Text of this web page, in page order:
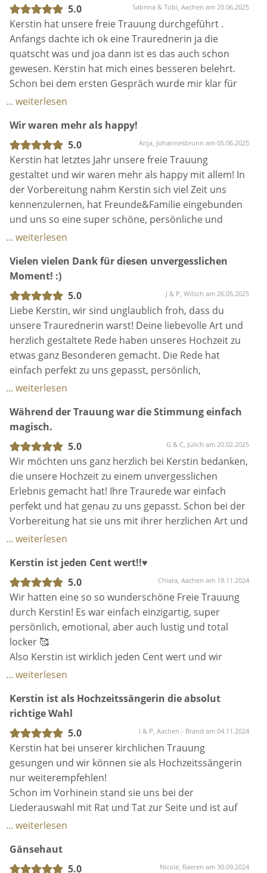
gesungen hat, weil es sich so schön angehört hat.
Wir sind überglücklich Kerstin für unsere freie
Trauung gewählt zu haben. Lieben Dank dir 🥰
5.0
Sabrina & Tobi, Aachen am 20.06.2025
Kerstin hat unsere freie Trauung durchgeführt .
Anfangs dachte ich ok eine Traurednerin ja die
quatscht was und joa dann ist es das auch schon
gewesen. Kerstin hat mich eines besseren belehrt.
Schon bei dem ersten Gespräch wurde mir klar für
Kerstin steckt da weit mehr hinter . Kerstin hat sich
und Familie über uns befragt. Wünsche und Ideen
für die Trauung eingebracht. Wir haben und durch
die Idee von Kerstin für ein sandritual entschieden
und ich kann sagen wir haben eine Erinnerung für
die Ewigkeit mit diesem sandglas geschaffen 🥰
selbst als sich im Februar nochmal unsere Familie
erweitert hat hat Kerstin nochmals von sich aus
nachgefragt "ey erzählt doch mal wie ist es jetzt zu 4 ?
Auch ein Song der uns viel bedeutet hat wurde vom
Kerstin einstudiert und bei unserer Trauung
gesungen . Für uns war die Trauung einfach nur
perfekt ❤️ Kerstin so viel Mühe, so Viel Liebe und so
viele gerührte Tränen wie du uns an diesem Tag
beschert hast dafür kann man dir nicht genug
danken. Ohne dich wäre dieser / unser Tag niemals
so perfekt gewesen wie er gewesen ist . Danke für
deine ganze Arbeit und die Trauung . Sabrina Tobi
... weiterlesen
Wir waren mehr als happy!
5.0
Anja, Johannesbrunn am 05.06.2025
Kerstin hat letztes Jahr unsere freie Trauung
gestaltet und wir waren mehr als happy mit allem! In
der Vorbereitung nahm Kerstin sich viel Zeit uns
kennenzulernen, hat Freunde&Familie eingebunden
und uns so eine super schöne, persönliche und
lustige Traurede halten können. Sehr hilfreich waren
Ritualen, da hat sie uns super an die Hand
genommen und uns unterstützt, alles so zu
gestalten, wie es für uns passt.
Auch mit dem Gesang waren wir total zufrieden,
Kerstin hat für uns auch neue Lieder gelernt. Auch
unsere Gäste haben sehr viele Komplimente zur
Trauung und Gesang gemacht, es hat allen super
gefallen! "Leider" heiraten wir ja nur einmal, aber
sonst würden wir das sofort wieder mit Kerstin
... weiterlesen
Vielen vielen Dank für diesen unvergesslichen
Moment! :)
5.0
J & P, Willich am 26.05.2025
Liebe Kerstin, wir sind unglaublich froh, dass du
unsere Traurednerin warst! Deine liebevolle Art und
herzlich gestaltete Rede haben unseres Hochzeit zu
etwas ganz Besonderen gemacht. Die Rede hat
einfach perfekt zu uns gepasst, persönlich,
emotional und mit genau dem richtigen Maß an
es geschafft hast unsere Geschichte zu erzählen als
wärst Du dabei gewesen. Vielen vielen Dank für
diesen unvergesslichen Moment! :)
... weiterlesen
Während der Trauung war die Stimmung einfach
magisch.
5.0
G & C, Jülich am 20.02.2025
Wir möchten uns ganz herzlich bei Kerstin bedanken,
die unsere Hochzeit zu einem unvergesslichen
Erlebnis gemacht hat! Ihre Traurede war einfach
perfekt und hat genau zu uns gepasst. Schon bei der
Vorbereitung hat sie uns mit ihrer herzlichen Art und
Professionalität überzeugt. Besonders beeindruckt
war bereit, zwei komplett neue Rituale aus der
tamilischen Kultur kennenzulernen und diese in die
Trauung einzubinden – das war für uns ein absolutes
Herzensanliegen, und sie hat es mit so viel Respekt
und Hingabe umgesetzt.
Während der Trauung selbst war die Stimmung
einfach magisch. Viele unserer Gäste haben später
Freundin von uns, weil ihre Rede so persönlich,
angenehm und locker war. Sie hat genau die
richtigen Worte gefunden, die unsere Geschichte
und unsere Beziehung perfekt beschrieben haben.
Ein weiteres Highlight war ihr wunderschöner
Gesang. Vor allem das anspruchsvolle Lied von Nina
Simone hat sie mit so viel Gefühl und Ausdruck
vorgetragen.
Kerstin hat unsere Erwartungen bei weitem
übertroffen. Man merkt einfach, dass sie mit
... weiterlesen
Kerstin ist jeden Cent wert!!♥️
5.0
Chiara, Aachen am 18.11.2024
Wir hatten eine so so wunderschöne Freie Trauung
durch Kerstin! Es war einfach einzigartig, super
persönlich, emotional, aber auch lustig und total
locker 🥰
Also Kerstin ist wirklich jeden Cent wert und wir
hätten niemals gedacht, dass es uns so gut gefallen
Also noch mal ein herzliches Dankeschön an dich
liebe Kerstin! Du bist toll! 🫶🏼😘
... weiterlesen
Kerstin ist als Hochzeitssängerin die absolut
richtige Wahl
5.0
I & P, Aachen - Brand am 04.11.2024
Kerstin hat bei unserer kirchlichen Trauung
gesungen und wir können sie als Hochzeitssängerin
nur weiterempfehlen!
Schon im Vorhinein stand sie uns bei der
Liederauswahl mit Rat und Tat zur Seite und ist auf
unsere individuellen (Lieder-)wünsche eingegangen.
unserem Fall mit dem lieben Fabian) an und das
haben wir zum Glück auch genutzt! Dadurch wurden
... weiterlesen
Gänsehaut
5.0
Nicole, Raeren am 30.09.2024